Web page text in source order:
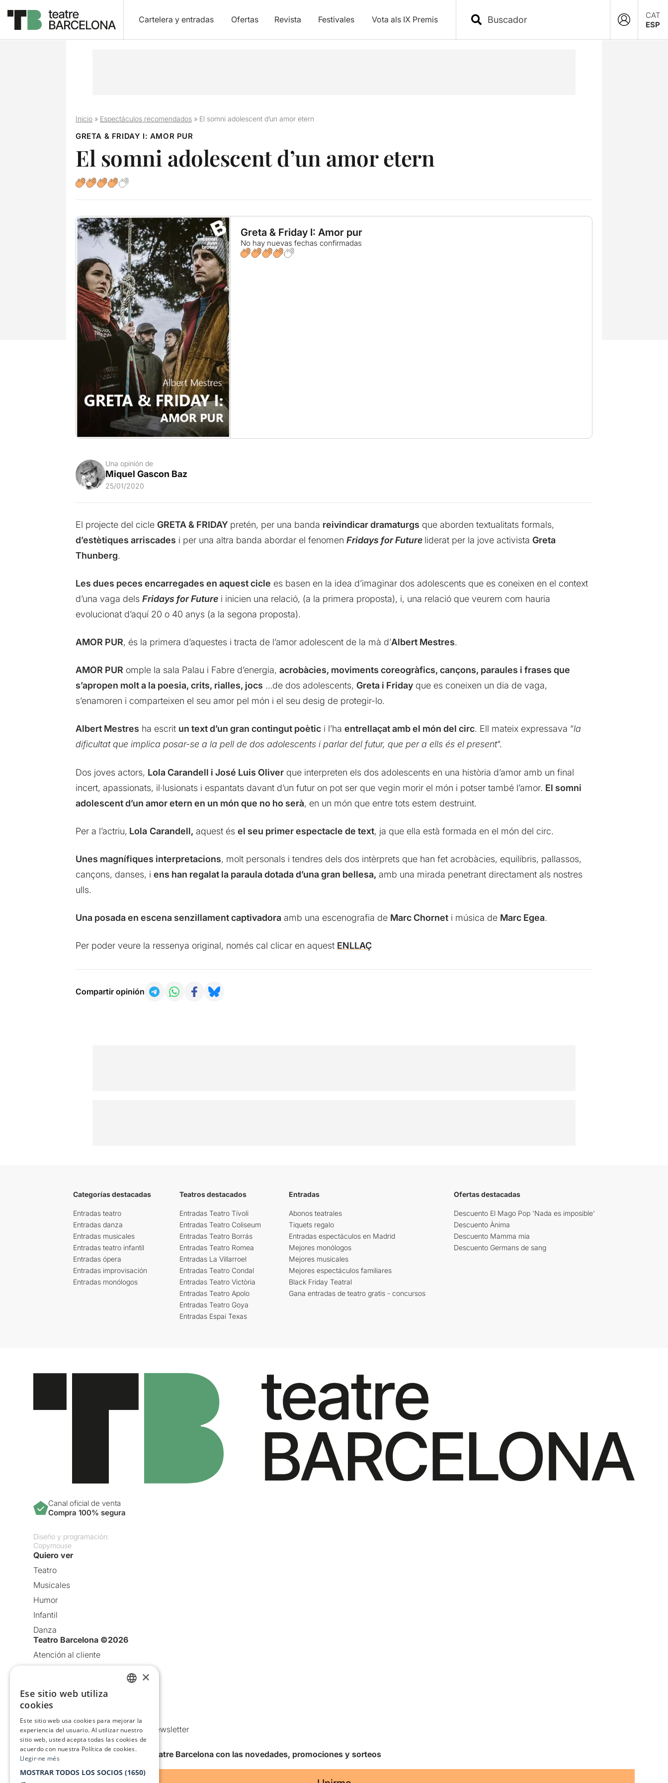
Cartelera y entradas Ofertas Revista Festivales Vota als IX Premis
CAT
ESP
Inicio» Espectáculos recomendados» El somni adolescent d’un amor etern
GRETA & FRIDAY I: AMOR PUR
El somni adolescent d’un amor etern
Greta & Friday I: Amor pur
No hay nuevas fechas confirmadas
Una opinión de
Miquel Gascon Baz
25/01/2020
El projecte del cicle GRETA & FRIDAY pretén, per una banda reivindicar dramaturgs que aborden textualitats formals,
d’estètiques arriscades i per una altra banda abordar el fenomen Fridays for Future liderat per la jove activista Greta
Thunberg.
Les dues peces encarregades en aquest cicle es basen en la idea d’imaginar dos adolescents que es coneixen en el context
d’una vaga dels Fridays for Futurei inicien una relació, (a la primera proposta), i, una relació que veurem com hauria
evolucionat d’aquí 20 o 40 anys (a la segona proposta).
AMOR PUR, és la primera d’aquestes i tracta de l’amor adolescent de la mà d’Albert Mestres.
AMOR PUR omple la sala Palau i Fabre d’energia, acrobàcies, moviments coreogràfics, cançons, paraules i frases que
s’apropen molt a la poesia, crits, rialles, jocs …de dos adolescents, Greta i Fridayque es coneixen un dia de vaga,
s’enamoren i comparteixen el seu amor pel món i el seu desig de protegir-lo.
Albert Mestres ha escrit un text d’un gran contingut poètici l’ha entrellaçat amb el món del circ. Ell mateix expressava “la
dificultat que implica posar-se a la pell de dos adolescents i parlar del futur, que per a ells és el present“.
Dos joves actors, Lola Carandell i José Luis Oliverque interpreten els dos adolescents en una història d’amor amb un final
incert, apassionats, il·lusionats i espantats davant d’un futur on pot ser que vegin morir el món i potser també l’amor. El somni
adolescent d’un amor etern en un món que no ho serà, en un món que entre tots estem destruint.
Per a l’actriu, Lola Carandell, aquest és el seu primer espectacle de text, ja que ella està formada en el món del circ.
Unes magnífiques interpretacions, molt personals i tendres dels dos intèrprets que han fet acrobàcies, equilibris, pallassos,
cançons, danses, i ens han regalat la paraula dotada d’una gran bellesa, amb una mirada penetrant directament als nostres
ulls.
Una posada en escena senzillament captivadora amb una escenografia de Marc Chorneti música de Marc Egea.
Per poder veure la ressenya original, només cal clicar en aquest ENLLAÇ
Compartir opinión
Categorías destacadas
Entradas teatro
Entradas danza
Entradas musicales
Entradas teatro infantil
Entradas ópera
Entradas improvisación
Entradas monólogos
Teatros destacados
Entradas Teatro Tívoli
Entradas Teatro Coliseum
Entradas Teatro Borrás
Entradas Teatro Romea
Entradas La Villarroel
Entradas Teatro Condal
Entradas Teatro Victòria
Entradas Teatro Apolo
Entradas Teatro Goya
Entradas Espai Texas
Entradas
Abonos teatrales
Tiquets regalo
Entradas espectáculos en Madrid
Mejores monólogos
Mejores musicales
Mejores espectáculos familiares
Black Friday Teatral
Gana entradas de teatro gratis - concursos
Ofertas destacadas
Descuento El Mago Pop 'Nada es imposible'
Descuento Ànima
Descuento Mamma mia
Descuento Germans de sang
Canal oficial de venta
Compra 100% segura
Diseño y programación:
Copymouse
Quiero ver
Teatro
Musicales
Humor
Infantil
Danza
Teatro Barcelona ©2026
Atención al cliente
Política de Cookies
Comunicaciones comerciales y Newsletter
Anuncia’t
Quiero recibir la newsletter de Teatre Barcelona con las novedades, promociones y sorteos
×
Ese sitio web utiliza
cookies
Este sitio web usa cookies para mejorar la
experiencia del usuario. Al utilizar nuestro
sitio web, usted acepta todas las cookies de
acuerdo con nuestra Política de cookies.
Llegir-ne més
MOSTRAR TODOS LOS SOCIOS (1650)